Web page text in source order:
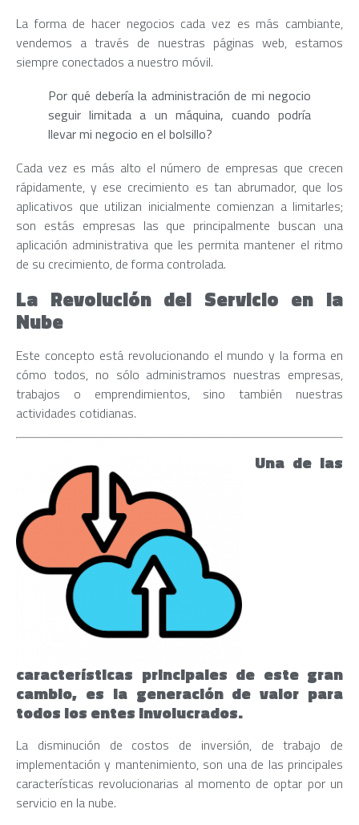
La forma de hacer negocios cada vez es más cambiante,
vendemos a través de nuestras páginas web, estamos
siempre conectados a nuestro móvil.
Por qué debería la administración de mi negocio
seguir limitada a un máquina, cuando podría
llevar mi negocio en el bolsillo?
Cada vez es más alto el número de empresas que crecen
rápidamente, y ese crecimiento es tan abrumador, que los
aplicativos que utilizan inicialmente comienzan a limitarles;
son estás empresas las que principalmente buscan una
aplicación administrativa que les permita mantener el ritmo
de su crecimiento, de forma controlada.
La Revolución del Servicio en la
Nube
Este concepto está revolucionando el mundo y la forma en
cómo todos, no sólo administramos nuestras empresas,
trabajos o emprendimientos, sino también nuestras
actividades cotidianas.
Una de las
características principales de este gran
cambio, es la generación de valor para
todos los entes involucrados.
La disminución de costos de inversión, de trabajo de
implementación y mantenimiento, son una de las principales
características revolucionarias al momento de optar por un
servicio en la nube.